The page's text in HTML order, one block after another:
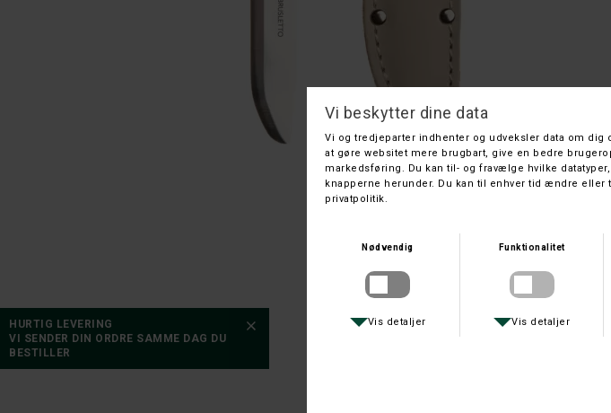
HURTIG LEVERING
VI SENDER DIN ORDRE SAMME DAG DU
BESTILLER